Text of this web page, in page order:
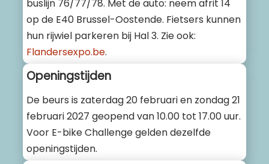
buslijn 76/77/78. Met de auto: neem afrit 14
op de E40 Brussel-Oostende. Fietsers kunnen
hun rijwiel parkeren bij Hal 3. Zie ook:
Flandersexpo.be.
Openingstijden
De beurs is zaterdag 20 februari en zondag 21
februari 2027 geopend van 10.00 tot 17.00 uur.
Voor E-bike Challenge gelden dezelfde
openingstijden.